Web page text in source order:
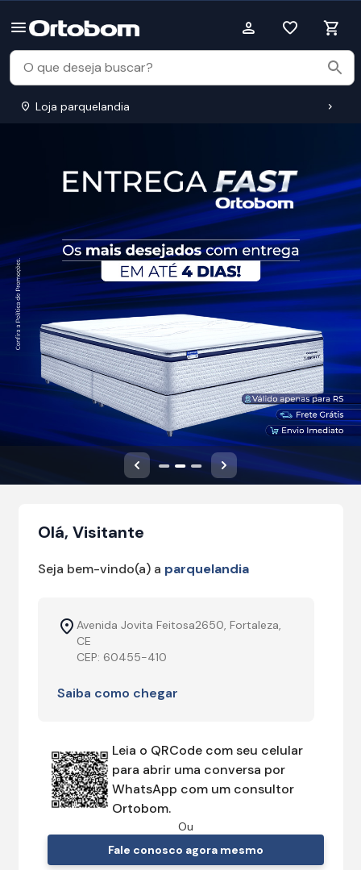
Loja parquelandia
Anterior Próximo
Olá, Visitante
Seja bem-vindo(a) a parquelandia
Avenida Jovita Feitosa2650, Fortaleza,
CE
CEP: 60455-410
Saiba como chegar
Leia o QRCode com seu celular
para abrir uma conversa por
WhatsApp com um consultor
Ortobom.
Ou
Fale conosco agora mesmo